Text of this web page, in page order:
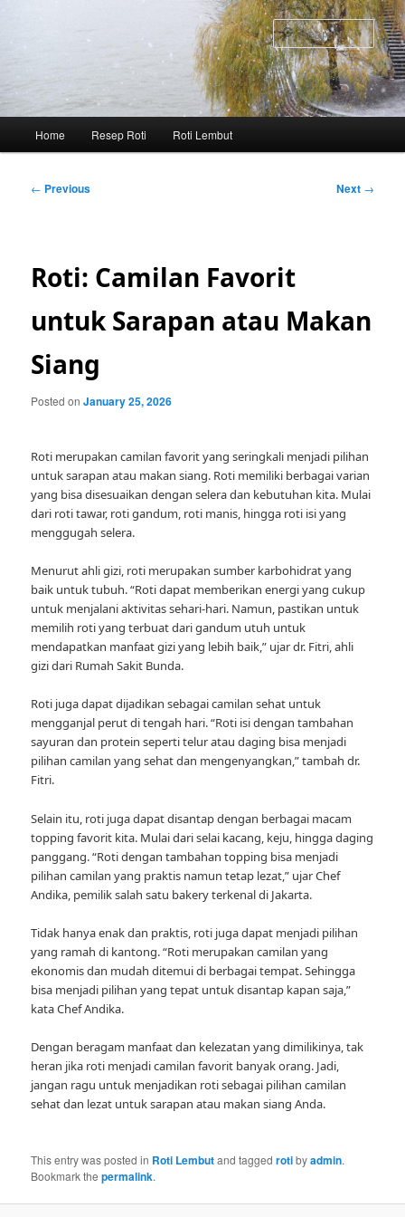
content
Home Resep Roti Roti Lembut
Post
← Previous Next →
Roti: Camilan Favorit
untuk Sarapan atau Makan
Siang
Posted onJanuary 25, 2026
Roti merupakan camilan favorit yang seringkali menjadi pilihan
untuk sarapan atau makan siang. Roti memiliki berbagai varian
yang bisa disesuaikan dengan selera dan kebutuhan kita. Mulai
dari roti tawar, roti gandum, roti manis, hingga roti isi yang
menggugah selera.
Menurut ahli gizi, roti merupakan sumber karbohidrat yang
baik untuk tubuh. “Roti dapat memberikan energi yang cukup
untuk menjalani aktivitas sehari-hari. Namun, pastikan untuk
memilih roti yang terbuat dari gandum utuh untuk
mendapatkan manfaat gizi yang lebih baik,” ujar dr. Fitri, ahli
gizi dari Rumah Sakit Bunda.
Roti juga dapat dijadikan sebagai camilan sehat untuk
mengganjal perut di tengah hari. “Roti isi dengan tambahan
sayuran dan protein seperti telur atau daging bisa menjadi
pilihan camilan yang sehat dan mengenyangkan,” tambah dr.
Fitri.
Selain itu, roti juga dapat disantap dengan berbagai macam
topping favorit kita. Mulai dari selai kacang, keju, hingga daging
panggang. “Roti dengan tambahan topping bisa menjadi
pilihan camilan yang praktis namun tetap lezat,” ujar Chef
Andika, pemilik salah satu bakery terkenal di Jakarta.
Tidak hanya enak dan praktis, roti juga dapat menjadi pilihan
yang ramah di kantong. “Roti merupakan camilan yang
ekonomis dan mudah ditemui di berbagai tempat. Sehingga
bisa menjadi pilihan yang tepat untuk disantap kapan saja,”
kata Chef Andika.
Dengan beragam manfaat dan kelezatan yang dimilikinya, tak
heran jika roti menjadi camilan favorit banyak orang. Jadi,
jangan ragu untuk menjadikan roti sebagai pilihan camilan
sehat dan lezat untuk sarapan atau makan siang Anda.
This entry was posted in Roti Lembutand taggedrotibyadmin.
Bookmark thepermalink.